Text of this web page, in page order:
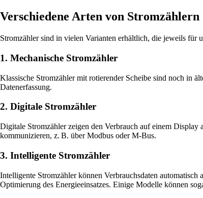
Verschiedene Arten von Stromzählern
Stromzähler sind in vielen Varianten erhältlich, die jeweils für
1. Mechanische Stromzähler
Klassische Stromzähler mit rotierender Scheibe sind noch in
Datenerfassung.
2. Digitale Stromzähler
Digitale Stromzähler zeigen den Verbrauch auf einem Display
kommunizieren, z. B. über Modbus oder M-Bus.
3. Intelligente Stromzähler
Intelligente Stromzähler können Verbrauchsdaten
Optimierung des Energieeinsatzes. Einige Modelle können